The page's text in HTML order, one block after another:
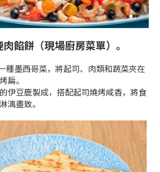
餡餅（現場廚房菜單）。
種墨西哥菜，將起司、肉類和蔬菜夾在
扁。
伊豆鹿製成，搭配起司燒烤咸香，將食
漓盡致。